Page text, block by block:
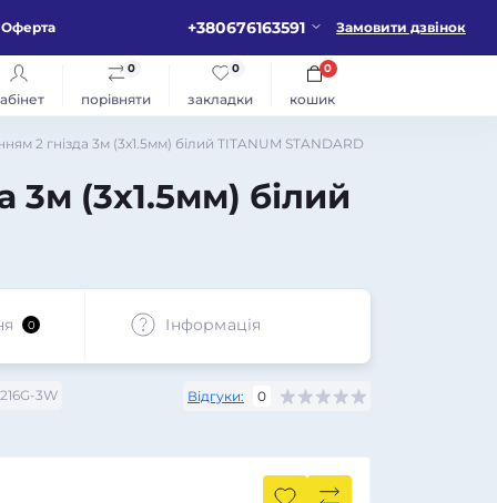
Оферта +380676163591 Замовити дзвінок
порівняти
0
закладки
0
кошик
0
2 гнізда 3м (3x1.5мм) білий TITANUM STANDARD
3м (3x1.5мм) білий
0 Iнформація
3W Відгуки: 0